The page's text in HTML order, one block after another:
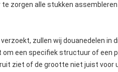
zorgen alle stukken
zullen wij douanedelen in
een specifiek structuur of een
ziet of de grootte niet juist